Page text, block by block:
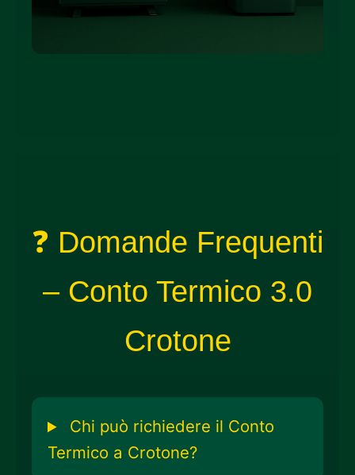
❓ Domande Frequenti
– Conto Termico 3.0
Crotone
Chi può richiedere il Conto
Termico a Crotone?